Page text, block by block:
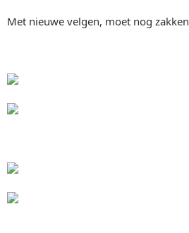
Met nieuwe velgen, moet nog zakken